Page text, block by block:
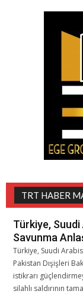
TRT HABER
Türkiye,
Savunma
Türkiye, Suudi
Pakistan Dışişleri
istikrarı
silahlı saldırının